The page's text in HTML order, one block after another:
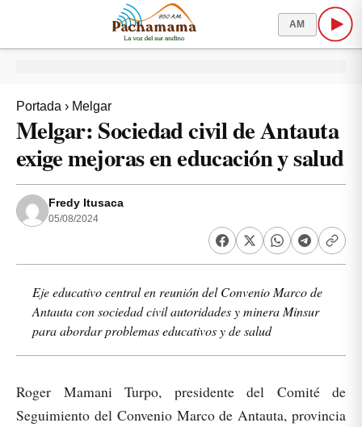
AM
Portada › Melgar
Melgar: Sociedad civil de Antauta
exige mejoras en educación y salud
Fredy Itusaca
05/08/2024
Eje educativo central en reunión del Convenio Marco de
Antauta con sociedad civil autoridades y minera Minsur
para abordar problemas educativos y de salud
Roger Mamani Turpo, presidente del Comité de
Seguimiento del Convenio Marco de Antauta, provincia